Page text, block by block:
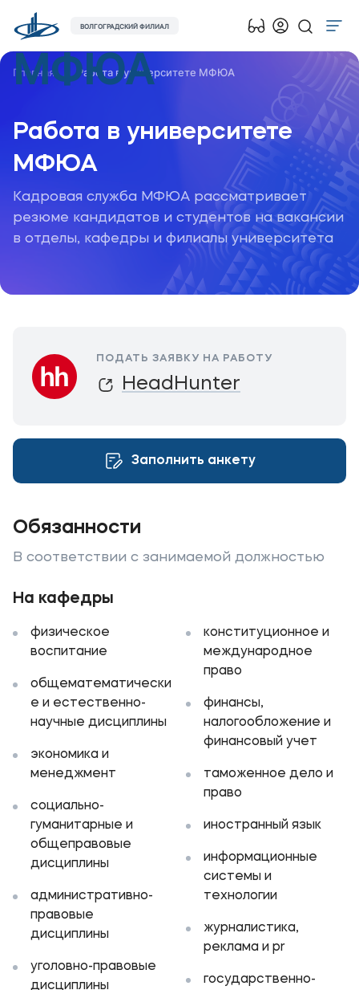
МФЮА
ВОЛГОГРАДСКИЙ ФИЛИАЛ
Об университете
Сведения об образовательной организации
Музейно-выставочный центр МФЮА
Наука
Абитуриентам
Студентам
Карьера
Институт дополнительного образования
Уровни образования
Среднее профессиональное образование
Дополнительное образование
Объявления
Новости
Контакты
Банковские реквизиты
Приемная комиссия
+7 (8442) 49-71-33
Полезное
Об образовательной организации
Главная Работа в университете МФЮА
Работа в универ­ситете
МФЮА
Кадровая служба МФЮА рассматривает
резюме кандидатов и студентов на вакансии
в отделы, кафедры и филиалы университета
Обязанности
В соответствии с занимаемой должностью
На кафедры
физическое
воспитание
общематематически
е и естественно-
научные дисциплины
экономика и
менеджмент
социально-
гуманитарные и
общеправовые
дисциплины
административно-
правовые
дисциплины
уголовно-правовые
дисциплины
конституционное и
международное
право
финансы,
налогообложение и
финансовый учет
таможенное дело и
право
иностранный язык
информационные
системы и
технологии
журналистика,
реклама и pr
государственно-
ПОДАТЬ ЗАЯВКУ НА РАБОТУ
HeadHunter
Заполнить анкету